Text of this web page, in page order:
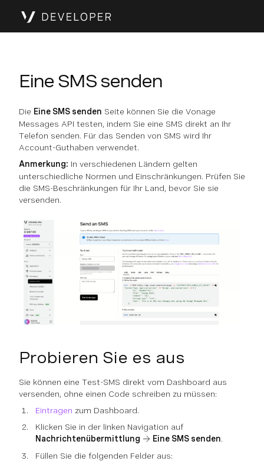
Eine SMS senden
Die Eine SMS senden Seite können Sie die Vonage
Messages API testen, indem Sie eine SMS direkt an Ihr
Telefon senden. Für das Senden von SMS wird Ihr
Account-Guthaben verwendet.
Anmerkung: In verschiedenen Ländern gelten
unterschiedliche Normen und Einschränkungen. Prüfen Sie
die SMS-Beschränkungen für Ihr Land, bevor Sie sie
versenden.
Probieren Sie es aus
Sie können eine Test-SMS direkt vom Dashboard aus
versenden, ohne einen Code schreiben zu müssen:
Eintragen zum Dashboard.
Klicken Sie in der linken Navigation auf
Nachrichtenübermittlung → Eine SMS senden.
Füllen Sie die folgenden Felder aus: